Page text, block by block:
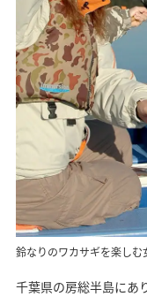
鈴なりのワカサギを楽しむ
千葉県の房総半島にあ